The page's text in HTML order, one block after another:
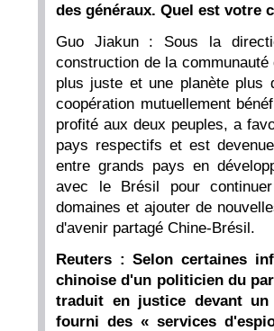
des généraux. Quel est votre
Guo Jiakun : Sous la
construction de la
plus juste et une planète plus
coopération mutuellement
profité aux deux peuples, a
pays respectifs et est
entre grands pays en
avec le Brésil pour
domaines et ajouter de
d'avenir partagé Chine-Brésil.
Reuters : Selon certaines
chinoise d'un politicien du
traduit en justice devant
fourni des « services